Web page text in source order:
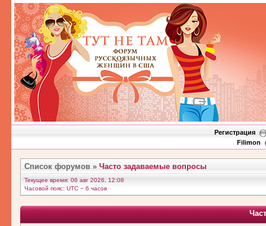
Регистрация
Filimon
Список форумов » Часто задаваемые вопросы
Текущее время: 06 авг 2026, 12:08
Часовой пояс: UTC − 6 часов